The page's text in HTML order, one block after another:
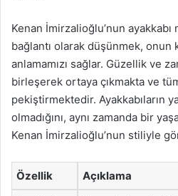
Kenan İmirzalioğlu’nun
bağlantı olarak düşünmek, onun
anlamamızı sağlar. Güzellik ve
birleşerek ortaya çıkmakta ve
pekiştirmektedir. Ayakkabıların
olmadığını, aynı zamanda bir
Kenan İmirzalioğlu’nun stiliyle
Özellik Açıklama